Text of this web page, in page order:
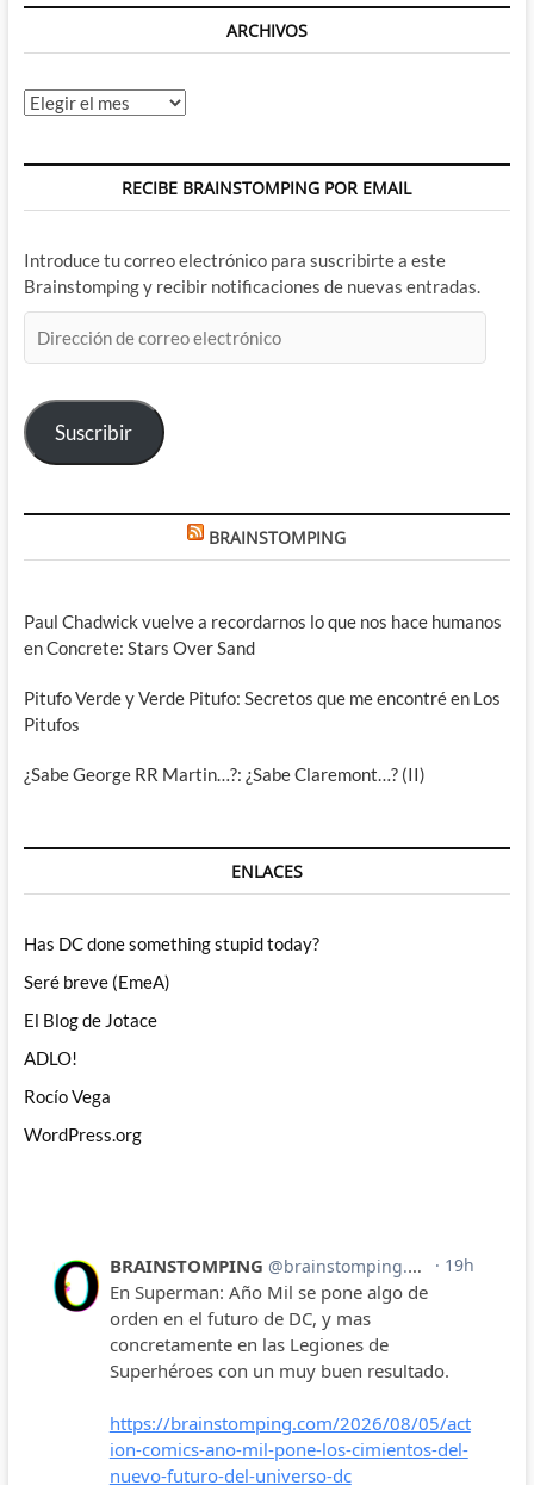
ARCHIVOS
Archivos
RECIBE BRAINSTOMPING POR EMAIL
Introduce tu correo electrónico para suscribirte a este
Brainstomping y recibir notificaciones de nuevas entradas.
de
electrónico
Suscribir
BRAINSTOMPING
Paul Chadwick vuelve a recordarnos lo que nos hace humanos
en Concrete: Stars Over Sand
Pitufo Verde y Verde Pitufo: Secretos que me encontré en Los
Pitufos
¿Sabe George RR Martin…?: ¿Sabe Claremont…? (II)
ENLACES
Has DC done something stupid today?
Seré breve (EmeA)
El Blog de Jotace
ADLO!
Rocío Vega
WordPress.org